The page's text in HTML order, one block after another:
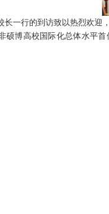
长一行的到访致以热烈欢迎
硕博高校国际化总体水平